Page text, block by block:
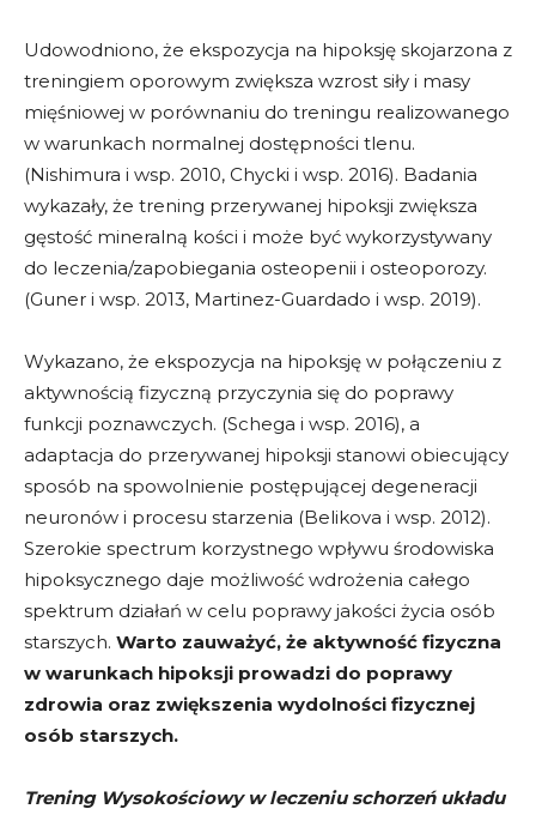
Udowodniono, że ekspozycja na hipoksję skojarzona z
treningiem oporowym zwiększa wzrost siły i masy
mięśniowej w porównaniu do treningu realizowanego
w warunkach normalnej dostępności tlenu.
(Nishimura i wsp. 2010, Chycki i wsp. 2016). Badania
wykazały, że trening przerywanej hipoksji zwiększa
gęstość mineralną kości i może być wykorzystywany
do leczenia/zapobiegania osteopenii i osteoporozy.
(Guner i wsp. 2013, Martinez-Guardado i wsp. 2019).
Wykazano, że ekspozycja na hipoksję w połączeniu z
aktywnością fizyczną przyczynia się do poprawy
funkcji poznawczych. (Schega i wsp. 2016), a
adaptacja do przerywanej hipoksji stanowi obiecujący
sposób na spowolnienie postępującej degeneracji
neuronów i procesu starzenia (Belikova i wsp. 2012).
Szerokie spectrum korzystnego wpływu środowiska
hipoksycznego daje możliwość wdrożenia całego
spektrum działań w celu poprawy jakości życia osób
starszych. Warto zauważyć, że aktywność fizyczna
w warunkach hipoksji prowadzi do poprawy
zdrowia oraz zwiększenia wydolności fizycznej
osób starszych.
Trening Wysokościowy w leczeniu schorzeń układu